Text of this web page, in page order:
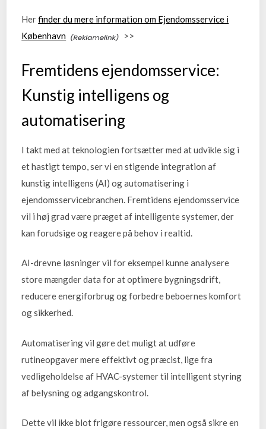
Herfinder du mere information om Ejendomsservice i
København
>>
Fremtidens ejendomsservice:
Kunstig intelligens og
automatisering
I takt med at teknologien fortsætter med at udvikle sig i
et hastigt tempo, ser vi en stigende integration af
kunstig intelligens (AI) og automatisering i
ejendomsservicebranchen. Fremtidens ejendomsservice
vil i høj grad være præget af intelligente systemer, der
kan forudsige og reagere på behov i realtid.
AI-drevne løsninger vil for eksempel kunne analysere
store mængder data for at optimere bygningsdrift,
reducere energiforbrug og forbedre beboernes komfort
og sikkerhed.
Automatisering vil gøre det muligt at udføre
rutineopgaver mere effektivt og præcist, lige fra
vedligeholdelse af HVAC-systemer til intelligent styring
af belysning og adgangskontrol.
Dette vil ikke blot frigøre ressourcer, men også sikre en